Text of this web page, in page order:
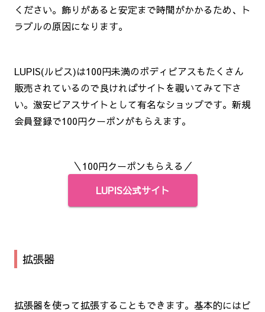
ください。飾りがあると安定まで時間がかかるため、ト
ラブルの原因になります。
LUPIS(ルピス)は100円未満のボディピアスもたくさん
販売されているので良ければサイトを覗いてみて下さ
い。激安ピアスサイトとして有名なショップです。新規
会員登録で100円クーポンがもらえます。
＼100円クーポンもらえる／
LUPIS公式サイト
拡張器
拡張器を使って拡張することもできます。基本的にはピ